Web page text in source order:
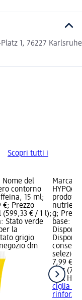
1, 76227 Karlsruhe
Scopri tutti i
Nome del
contorno
15 ml;
€; Prezzo
(599,33 € / 1 l);
Stato verde
la
grigio
dm
Marca:
g;
base: 1
7,99 €
1 pz
Bell
ciglia